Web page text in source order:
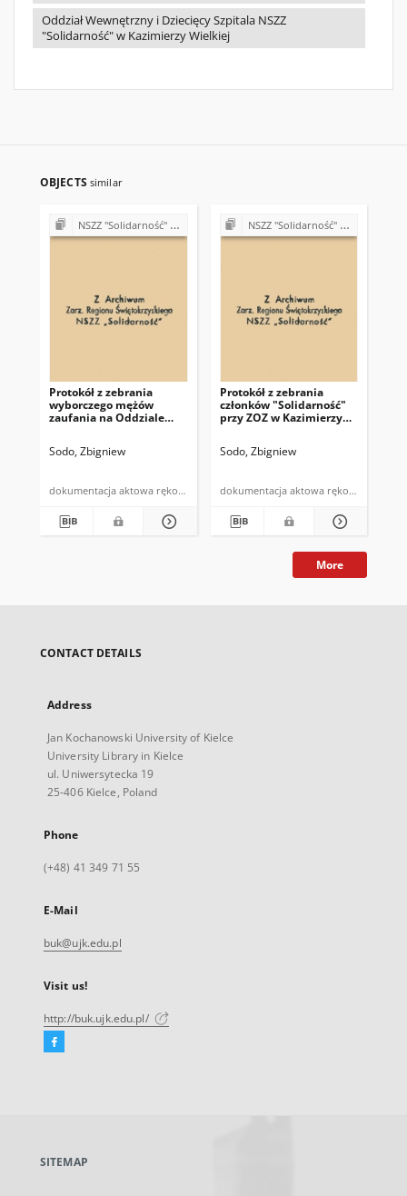
Oddział Wewnętrzny i Dziecięcy Szpitala NSZZ
"Solidarność" w Kazimierzy Wielkiej
OBJECTS similar
NSZZ "Solidarność" w Zespole Opieki Zdrowotnej w Kazimierzy Wielkiej
Protokół z zebrania
wyborczego mężów
zaufania na Oddziale
NSZZ "Solidarność" w
Sodo, Zbigniew
dokumentacja aktowa rękopis
NSZZ "Solidarność" w Zespole Opieki Zdrowotnej w Kazimierzy Wielkiej
Protokół z zebrania
członków "Solidarność"
przy ZOZ w Kazimierzy
Sodo, Zbigniew
dokumentacja aktowa rękopis
More
CONTACT DETAILS
Address
Jan Kochanowski University of Kielce
University Library in Kielce
ul. Uniwersytecka 19
25-406 Kielce, Poland
Phone
(+48) 41 349 71 55
E-Mail
buk@ujk.edu.pl
Visit us!
http://buk.ujk.edu.pl/
Facebook
new
SITEMAP